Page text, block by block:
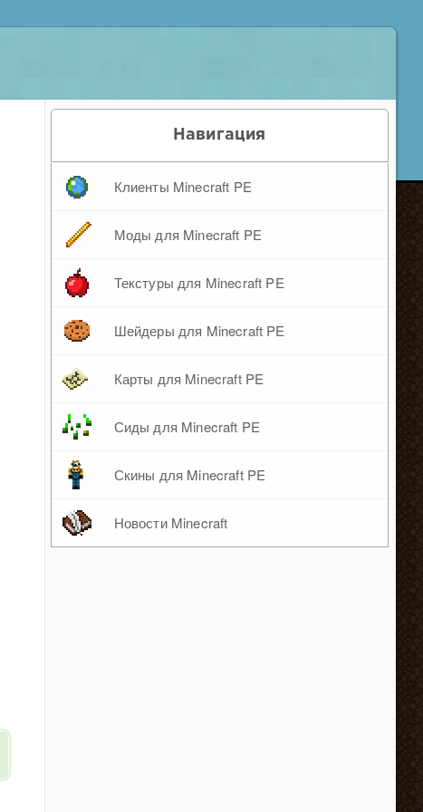
Навигация
Клиенты Minecraft PE
Моды для Minecraft PE
Текстуры для Minecraft PE
Шейдеры для Minecraft PE
Карты для Minecraft PE
Сиды для Minecraft PE
Скины для Minecraft PE
Новости Minecraft